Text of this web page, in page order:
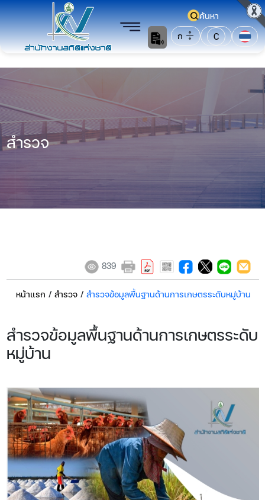
ค้นหา
ก
C
สำรวจ
839
หน้าแรก / สำรวจ/ สำรวจข้อมูลพื้นฐานด้านการเกษตรระดับหมู่บ้าน
สำรวจข้อมูลพื้นฐานด้านการเกษตรระดับ
หมู่บ้าน